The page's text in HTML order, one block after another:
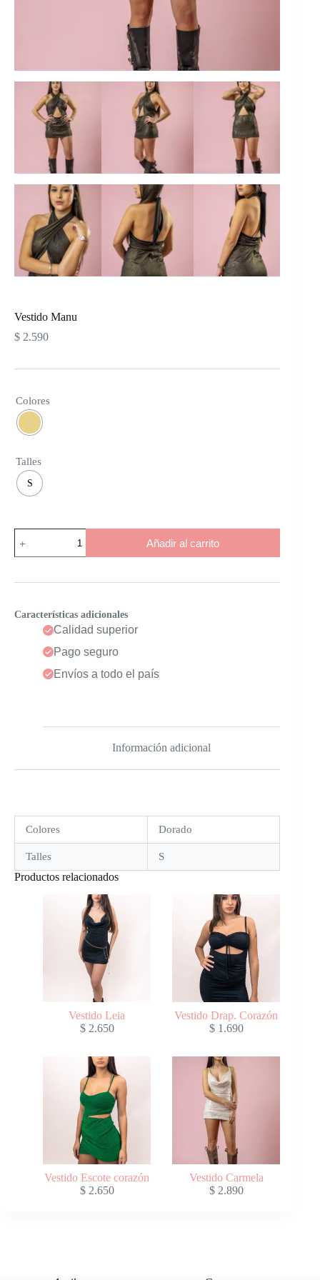
Vestido Manu
$ 2.590
Colores
Talles
S
Manu
cantidad
Añadir al carrito
Características adicionales
Calidad superior
Pago seguro
Envíos a todo el país
Información adicional
Colores Dorado
Talles S
Productos relacionados
Vestido Leia
$2.650
Vestido Drap. Corazón
$1.690
Vestido Escote corazón
$2.650
Vestido Carmela
$2.890